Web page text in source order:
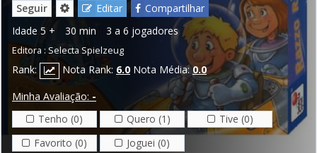
Seguir Editar
Compartilhar
Idade 5 + 30 min 3 a 6 jogadores
Editora : Selecta Spielzeug
Rank: Nota Rank: 6.0 Nota Média:0.0
Minha Avaliação: -
Tenho (0)
Quero (1)
Tive (0)
Favorito (0)
Joguei (0)